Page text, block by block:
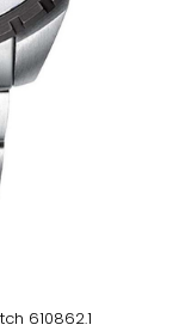
1
610862.1